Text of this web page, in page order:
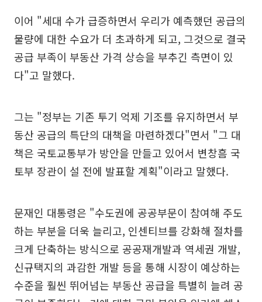
이어 "세대 수가 급증하면서 우리가 예측했던 공급의
물량에 대한 수요가 더 초과하게 되고, 그것으로 결국
공급 부족이 부동산 가격 상승을 부추긴 측면이 있
다"고 말했다.
그는 "정부는 기존 투기 억제 기조를 유지하면서 부
동산 공급의 특단의 대책을 마련하겠다"면서 "그 대
책은 국토교통부가 방안을 만들고 있어서 변창흠 국
토부 장관이 설 전에 발표할 계획"이라고 말했다.
문재인 대통령은 "수도권에 공공부문이 참여해 주도
하는 부분을 더욱 늘리고, 인센티브를 강화해 절차를
크게 단축하는 방식으로 공공재개발과 역세권 개발,
신규택지의 과감한 개발 등을 통해 시장이 예상하는
수준을 훨씬 뛰어넘는 부동산 공급을 특별히 늘려 공